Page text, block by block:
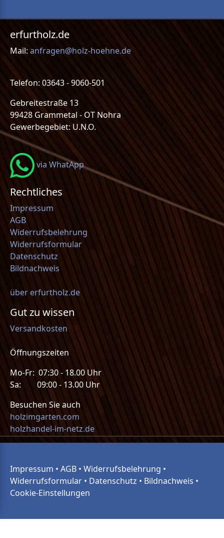
erfurtholz.de
Mail: anfragen@holz-hoehne.de
Telefon: 03643 - 9060-501
Gebreitestraße 13
99428 Grammetal - OT Nohra
Gewerbegebiet: U.N.O.
via WhatApp
Rechtliches
Impressum
AGB
Widerrufsbelehrung
Widerrufsformular
Datenschutz
Bildnachweis
über erfurtholz.de
Gut zu wissen
Versandkosten
Öffnungszeiten
Mo-Fr: 07:30 - 18.00 Uhr
Sa: 09:00 - 13.00 Uhr
Besuchen Sie auch
holzimgarten.com
holzhandel-im-netz.de
Impressum • AGB • Widerrufsbelehrung •
Widerrufsformular • Datenschutz • Bildnachweis •
Cookie-Einstellungen